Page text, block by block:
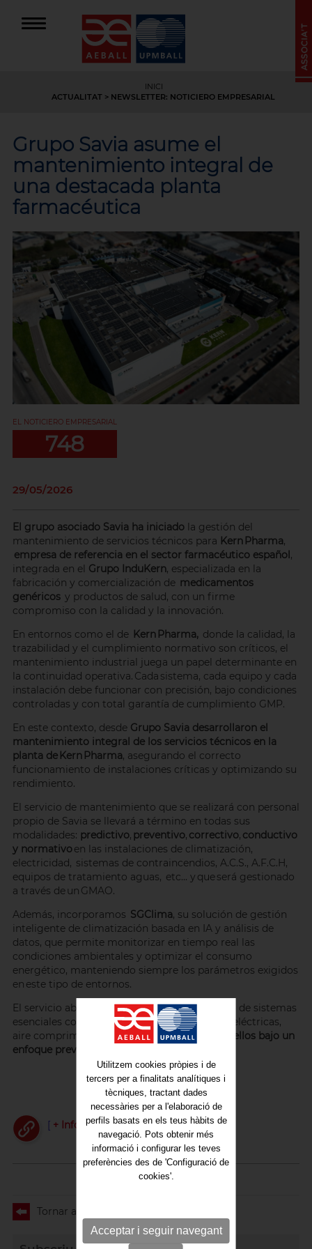
INICI
ACTUALITAT> NEWSLETTER: NOTICIERO EMPRESARIAL
Grupo Savia asume el
mantenimiento integral de
una destacada planta
farmacéutica
EL NOTICIERO EMPRESARIAL
748
29/05/2026
El grupo asociado Savia ha iniciadola gestión del
mantenimiento de servicios técnicos para Kern Pharma,
empresa de referencia en el sector farmacéutico español ,
integrada en el Grupo InduKern, especializada en la
fabricación y comercialización de medicamentos
genéricosy productos de salud, con un firme
compromiso con la calidad y la innovación.
En entornos como el de Kern Pharma,donde la calidad, la
trazabilidad y el cumplimiento normativo son críticos, el
mantenimiento industrial juega un papel determinante en
la continuidad operativa. Cada sistema, cada equipo y cada
instalación debe funcionar con precisión, bajo condiciones
controladas y con total garantía de cumplimiento GMP.
‍En este contexto, desde Grupo Savia desarrollaron el
mantenimiento integral de los servicios técnicos en la
planta de Kern Pharma, asegurando el correcto
funcionamiento de instalaciones críticas y optimizando su
rendimiento.
El servicio de mantenimiento que se realizará con personal
propio de Savia se llevará a término en todas sus
modalidades: predictivo, preventivo, correctivo, conductivo
y normativoen las instalaciones de climatización,
electricidad, sistemas de contraincendios, A.C.S., A.F.C.H,
equipos de tratamiento aguas, etc... y que será gestionado
a través de un GMAO.
Además, incorporamos SGClima, su solución de gestión
inteligente de climatización basada en IA y análisis de
datos, que permite monitorizar en tiempo real las
condiciones ambientales y optimizar el consumo
energético, manteniendo siempre los parámetros exigidos
en este tipo de entornos.
El servicio abarca la gestión y mantenimiento de sistemas
esenciales como climatización, instalaciones eléctricas,
aire comprimido o sistemas auxiliares,
todos ellos bajo un
enfoque preventivo y orientado a la fiabilidad.
[ + Info
Tornar al llistat
Utilitzem cookies pròpies i de
tercers per a finalitats analítiques i
tècniques, tractant dades
necessàries per a l'elaboració de
perfils basats en els teus hàbits de
navegació. Pots obtenir més
informació i configurar les teves
preferències des de 'Configuració de
cookies'.
Acceptar i seguir navegant